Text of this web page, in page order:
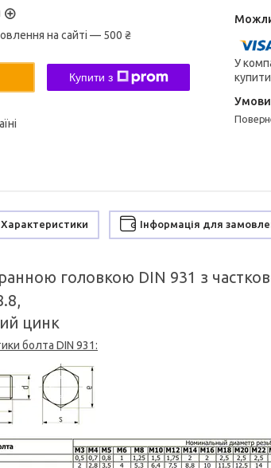
на сайті — 500 ₴
Купити з
У
Характеристики Інформація для
головкою DIN 931 з
цинк
болта DIN 931: